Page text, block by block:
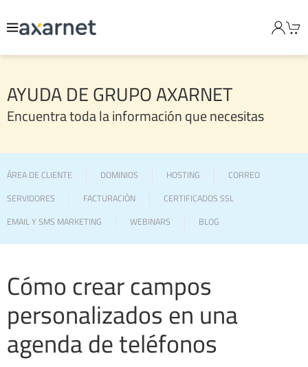
AYUDA DE GRUPO AXARNET
Encuentra toda la información que necesitas
ÁREA DE CLIENTE DOMINIOS HOSTING
CORREO
SERVIDORES
FACTURACIÓN
CERTIFICADOS SSL
EMAIL Y SMS MARKETING
WEBINARS BLOG
Cómo crear campos
personalizados en una
agenda de teléfonos